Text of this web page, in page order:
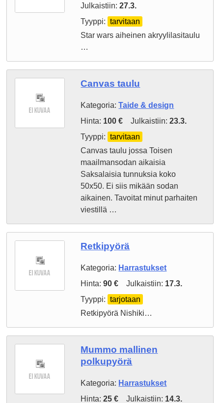
Julkaistiin:27.3.
Tyyppi:
tarvitaan
Star wars aiheinen akryylilasitaulu
…
Canvas taulu
Kategoria:Taide & design
Hinta: 100 € Julkaistiin:23.3.
Tyyppi:
tarvitaan
Canvas taulu jossa Toisen
maailmansodan aikaisia
Saksalaisia tunnuksia koko
50x50. Ei siis mikään sodan
aikainen. Tavoitat minut parhaiten
viestillä …
Retkipyörä
Kategoria: Harrastukset
Hinta:90 € Julkaistiin: 17.3.
Tyyppi:
tarjotaan
Retkipyörä Nishiki…
Mummo mallinen
polkupyörä
Kategoria: Harrastukset
Hinta:25 € Julkaistiin: 14.3.